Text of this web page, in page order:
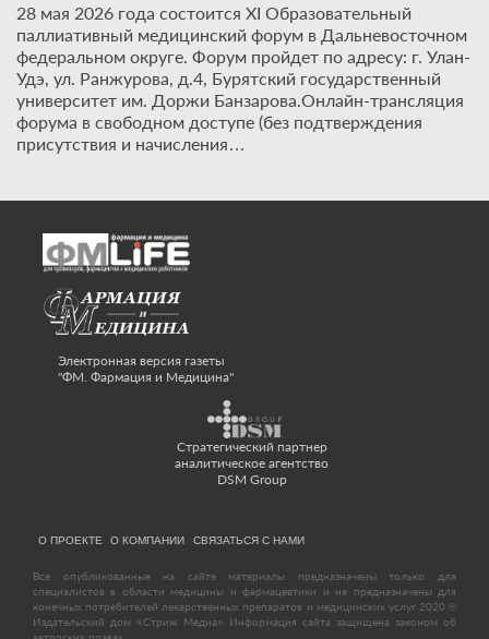
28 мая 2026 года состоится XI Образовательный
паллиативный медицинский форум в Дальневосточном
федеральном округе. Форум пройдет по адресу: г. Улан-
Удэ, ул. Ранжурова, д.4, Бурятский государственный
университет им. Доржи Банзарова.Онлайн-трансляция
форума в свободном доступе (без подтверждения
присутствия и начисления…